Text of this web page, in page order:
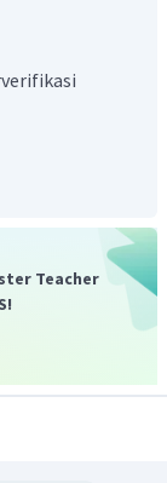
20m/s
Teacher